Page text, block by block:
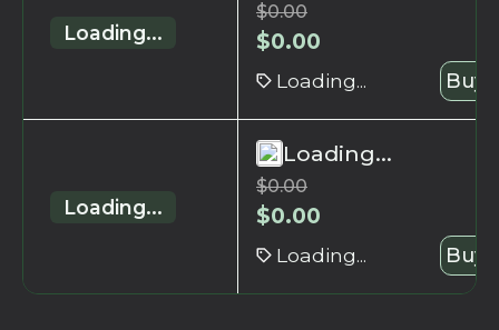
Loading...
$0.00
$0.00
Loading... Buy
Loading...
Loading...
$0.00
$0.00
Loading... Buy